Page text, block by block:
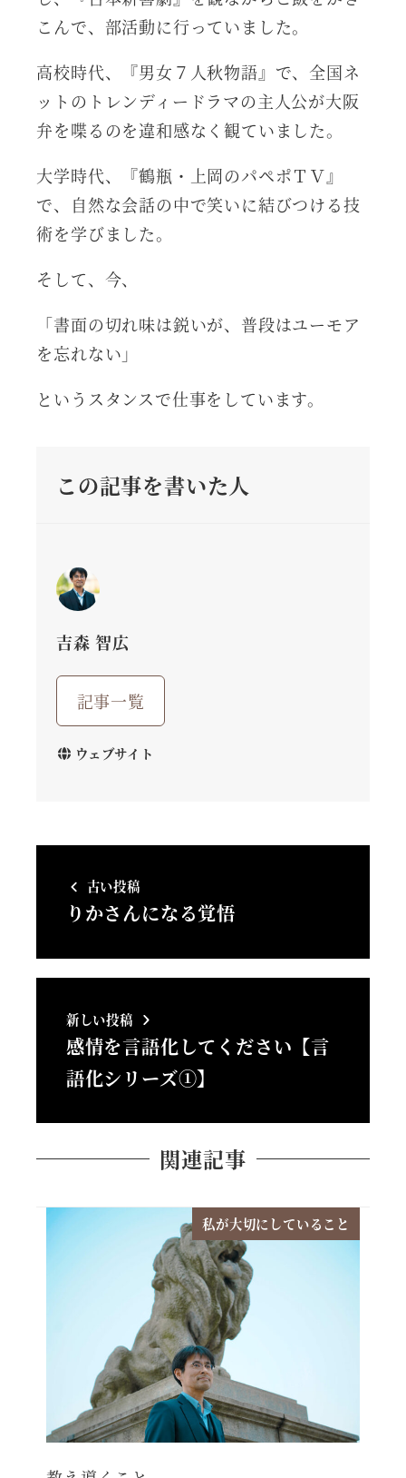
こんで、部活動に行っていました。
高校時代、『男女７人秋物語』で、全国ネ
ットのトレンディードラマの主人公が大阪
弁を喋るのを違和感なく観ていました。
大学時代、『鶴瓶・上岡のパペポＴＶ』
で、自然な会話の中で笑いに結びつける技
術を学びました。
そして、今、
「書面の切れ味は鋭いが、普段はユーモア
を忘れない」
というスタンスで仕事をしています。
この記事を書いた人
吉森 智広
記事一覧
ウェブサイト
古い投稿
りかさんになる覚悟
新しい投稿
感情を言語化してください【言
語化シリーズ①】
関連記事
私が大切にしていること